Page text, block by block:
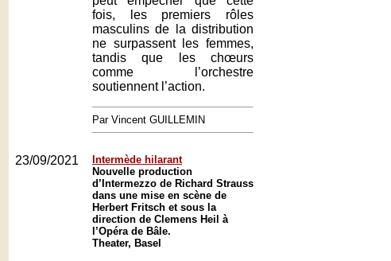
fois, les premiers rôles
masculins de la distribution
ne surpassent les femmes,
tandis que les chœurs
comme l’orchestre
soutiennent l’action.
Par Vincent GUILLEMIN
23/09/2021
Intermède hilarant
Nouvelle production
d’Intermezzo de Richard Strauss
dans une mise en scène de
Herbert Fritsch et sous la
direction de Clemens Heil à
l’Opéra de Bâle.
Theater, Basel